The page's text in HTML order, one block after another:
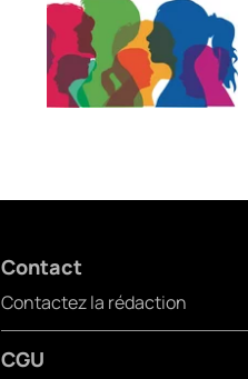
Contact
Contactez la rédaction
CGU